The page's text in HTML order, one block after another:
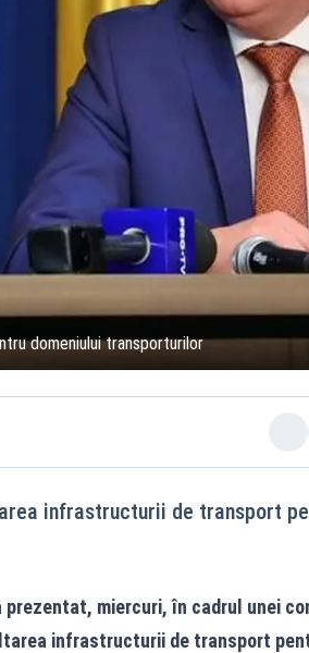
domeniului transporturilor
infrastructurii de transport
miercuri, în cadrul unei
infrastructurii de transport